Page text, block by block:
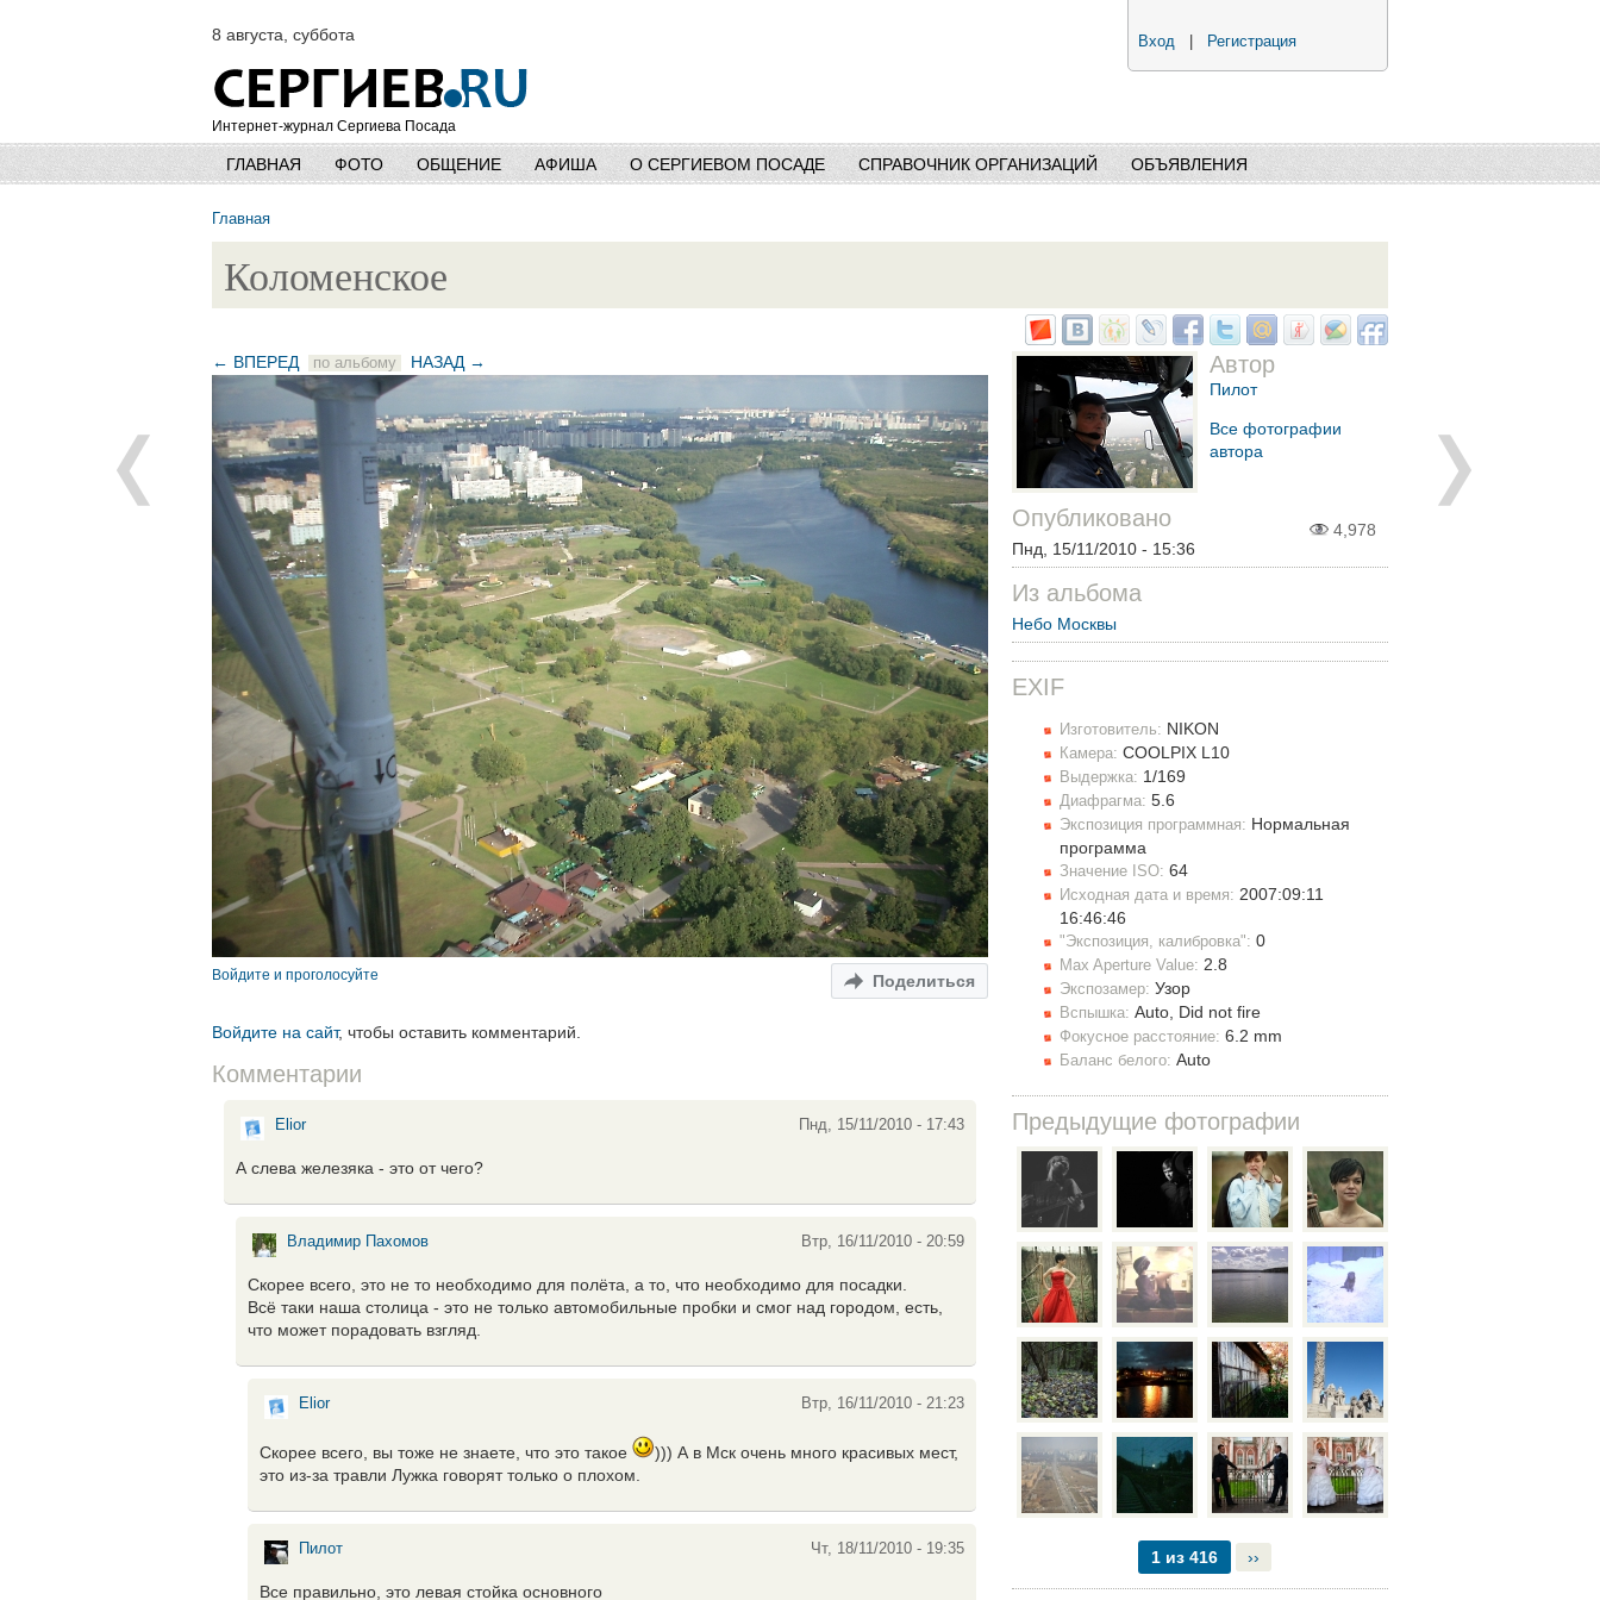
8 августа, суббота
Интернет-журнал Сергиева Посада
Вход Регистрация
ГЛАВНАЯ ФОТО ОБЩЕНИЕ АФИША О СЕРГИЕВОМ ПОСАДЕ СПРАВОЧНИК ОРГАНИЗАЦИЙ ОБЪЯВЛЕНИЯ
Главная
Коломенское
← ВПЕРЕД по альбому НАЗАД →
Поделиться
Войдите и проголосуйте
Войдите на сайт, чтобы оставить комментарий.
Комментарии
Elior Пнд, 15/11/2010 - 17:43
А слева железяка - это от чего?
Владимир Пахомов Втр, 16/11/2010 - 20:59
Скорее всего, это не то необходимо для полёта, а то, что необходимо для посадки.
Всё таки наша столица - это не только автомобильные пробки и смог над городом, есть,
что может порадовать взгляд.
Elior Втр, 16/11/2010 - 21:23
Скорее всего, вы тоже не знаете, что это такое
))) А в Мск очень много красивых мест,
это из-за травли Лужка говорят только о плохом.
Пилот Чт, 18/11/2010 - 19:35
Все правильно, это левая стойка основного
Автор
Пилот
Все фотографии
автора
4,978
Опубликовано
Пнд, 15/11/2010 - 15:36
Из альбома
Небо Москвы
EXIF
Изготовитель: NIKON
Камера: COOLPIX L10
Выдержка: 1/169
Диафрагма: 5.6
Экспозиция программная: Нормальная
программа
Значение ISO: 64
Исходная дата и время: 2007:09:11
16:46:46
"Экспозиция, калибровка": 0
Max Aperture Value: 2.8
Экспозамер: Узор
Вспышка: Auto, Did not fire
Фокусное расстояние: 6.2 mm
Баланс белого: Auto
Предыдущие фотографии
1 из 416 ››